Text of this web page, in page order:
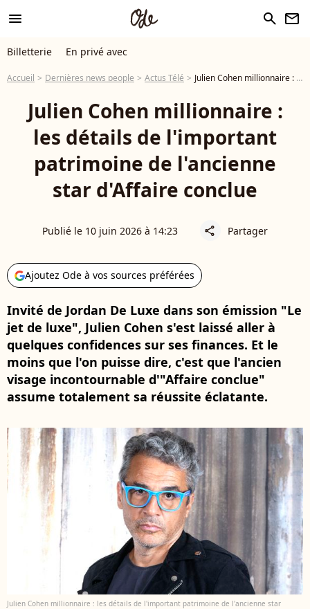
menu search newsletter
Billetterie En privé avec
Accueil Dernières news people Actus Télé Julien Cohen millionnaire : les détails de l'important patrimoine de l'ancienne star d'Affaire conclue
Julien Cohen millionnaire :
les détails de l'important
patrimoine de l'ancienne
star d'Affaire conclue
Publié le 10 juin 2026 à 14:23 share Partager
Ajoutez Ode à vos sources préférées
Invité de Jordan De Luxe dans son émission "Le
jet de luxe", Julien Cohen s'est laissé aller à
quelques confidences sur ses finances. Et le
moins que l'on puisse dire, c'est que l'ancien
visage incontournable d'"Affaire conclue"
assume totalement sa réussite éclatante.
Julien Cohen millionnaire : les détails de l'important patrimoine de l'ancienne star